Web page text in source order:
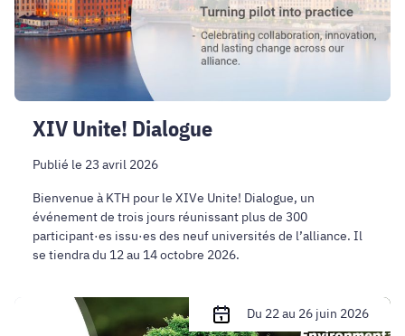
XIV Unite! Dialogue
Publié le 23 avril 2026
Bienvenue à KTH pour le XIVe Unite! Dialogue, un
événement de trois jours réunissant plus de 300
participant·es issu·es des neuf universités de l’alliance. Il
se tiendra du 12 au 14 octobre 2026.
Du 22 au 26 juin 2026